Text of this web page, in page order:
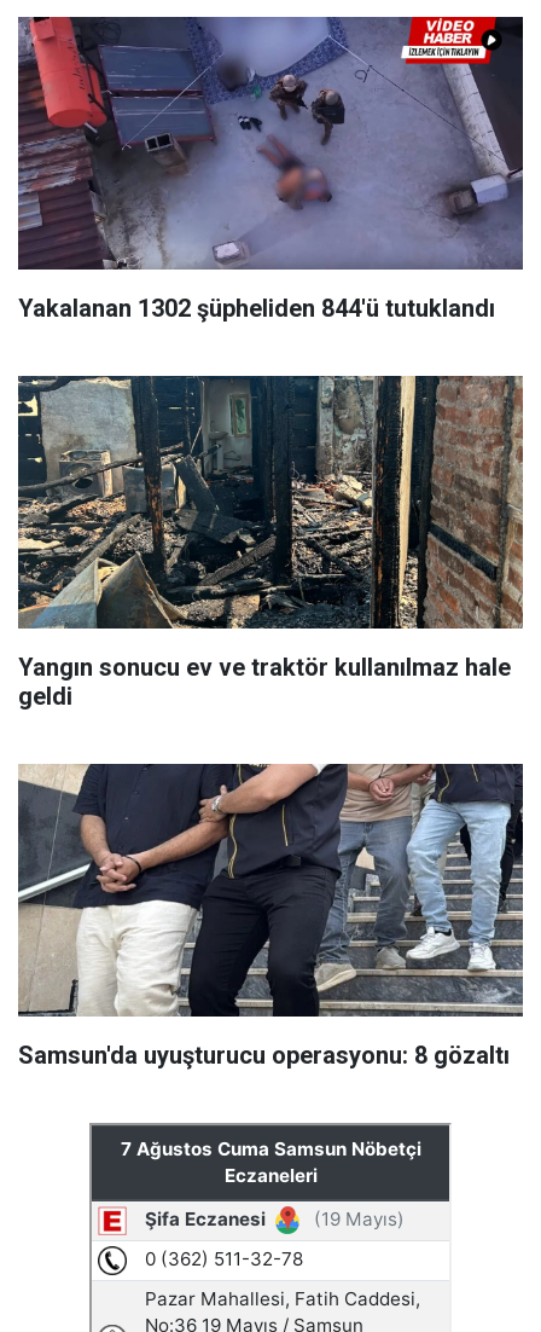
Yakalanan 1302 şüpheliden 844'ü tutuklandı
Yangın sonucu ev ve traktör kullanılmaz hale
geldi
Samsun'da uyuşturucu operasyonu: 8 gözaltı